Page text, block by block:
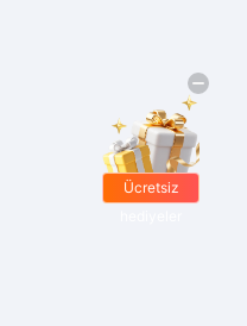
Ücretsiz